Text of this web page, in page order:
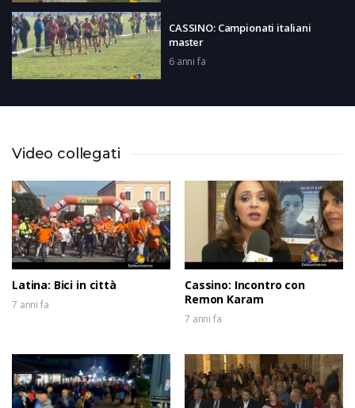
CASSINO: Campionati italiani
master
6 anni fa
CASTROCIELO: La sfida di Letizia
Pontarelli
6 anni fa
Video collegati
Latina: Bici in città
7 anni fa
Cassino: Incontro con
Remon Karam
7 anni fa